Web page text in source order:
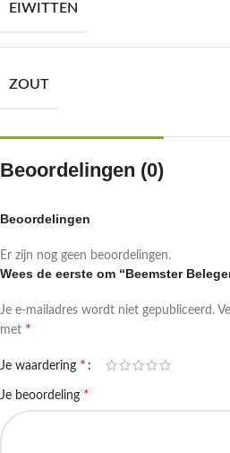
EIWITTEN
ZOUT
Beoordelingen (0)
Beoordelingen
Er zijn nog geen beoordelingen.
Wees de eerste om “Beemster
Je e-mailadres wordt niet gepubliceerd.
met *
Je waardering *
Je beoordeling *